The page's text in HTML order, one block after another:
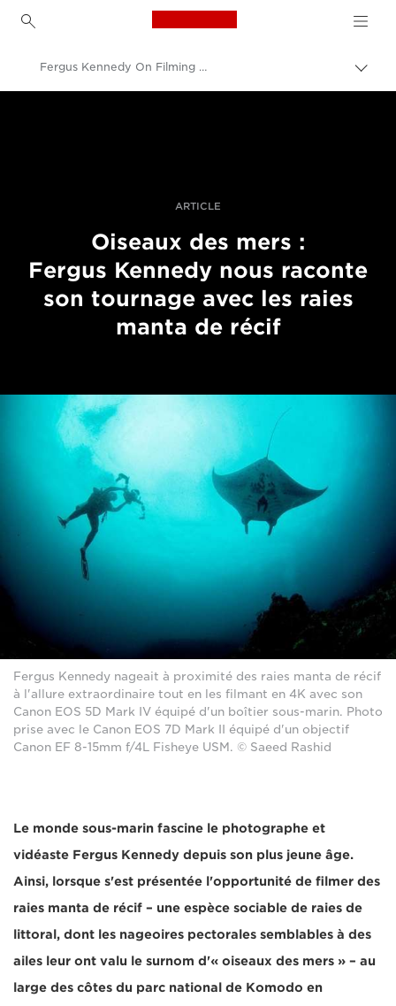
Canon Logo, back to
entre
Fergus Kennedy On Filming Manta Rays Underwater With The Canon EOS 5D Mark IV
ARTICLE
Oiseaux des mers :
Fergus Kennedy nous raconte
son tournage avec les raies
manta de récif
Fergus Kennedy nageait à proximité des raies manta de récif
à l'allure extraordinaire tout en les filmant en 4K avec son
Canon EOS 5D Mark IV équipé d'un boîtier sous-marin. Photo
prise avec le Canon EOS 7D Mark II équipé d'un objectif
Canon EF 8-15mm f/4L Fisheye USM. © Saeed Rashid
Le monde sous-marin fascine le photographe et
vidéaste Fergus Kennedy depuis son plus jeune âge.
Ainsi, lorsque s'est présentée l'opportunité de filmer des
raies manta de récif – une espèce sociable de raies de
littoral, dont les nageoires pectorales semblables à des
ailes leur ont valu le surnom d'« oiseaux des mers » – au
large des côtes du parc national de Komodo en